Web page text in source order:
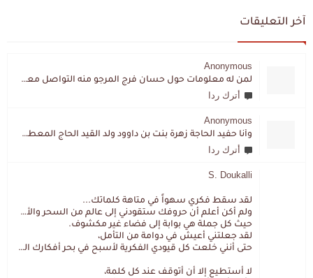
آخر التعليقات
Anonymous
لمن له معلومات حول حسان فرج المرجو منه التواصل معي لقد اختفى تماما و كانت لي به علاقة تواصل خاصة
أترك ردا
Anonymous
وأنا حفيد الحاجة زهرة بنت بن داوود ولد القيد الحاج المعطي المزمزي . ولا نمتلك من إرثه شيئا .
أترك ردا
S. Doukalli
لقد سقط فكري سهواً في متاهة كلماتك...
ولم أكن أعلم أن حروفك ستقودني إلى عالم من السحر والألغاز،
حيث كل جملة هي بوابة إلى فضاء غير مكشوف.
لقد جعلتني أعيش في دوامة من التأمل،
حتى أنني خلعت كل قيودي الفكرية لأسبح في بحر أفكارك العميق.
لا أستطيع إلا أن أتوقف عند كل كلمة،